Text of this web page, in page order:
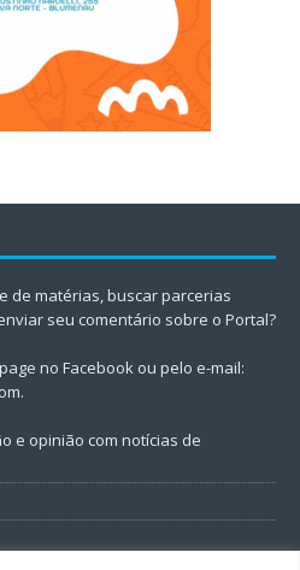
de matérias, buscar parcerias
seu comentário sobre o Portal?
no Facebook ou pelo e-mail:
.
e opinião com notícias de